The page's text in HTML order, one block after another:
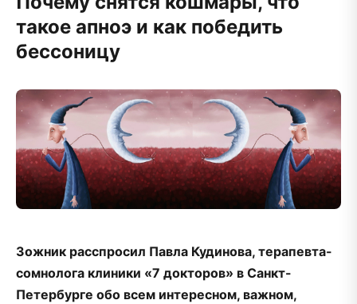
такое апноэ и как победить
бессоницу
Зожник расспросил Павла Кудинова, терапевта-
сомнолога клиники «7 докторов» в Санкт-
Петербурге обо всем интересном, важном,